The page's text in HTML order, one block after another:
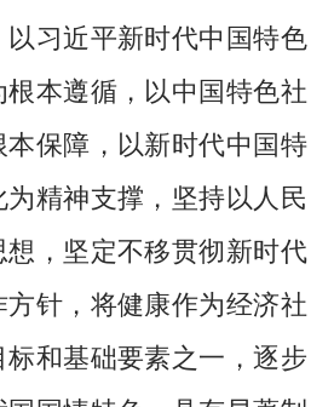
习近平新时代中国特色
本遵循，以中国特色社
保障，以新时代中国特
精神支撑，坚持以人民
，坚定不移贯彻新时代
针，将健康作为经济社
和基础要素之一，逐步